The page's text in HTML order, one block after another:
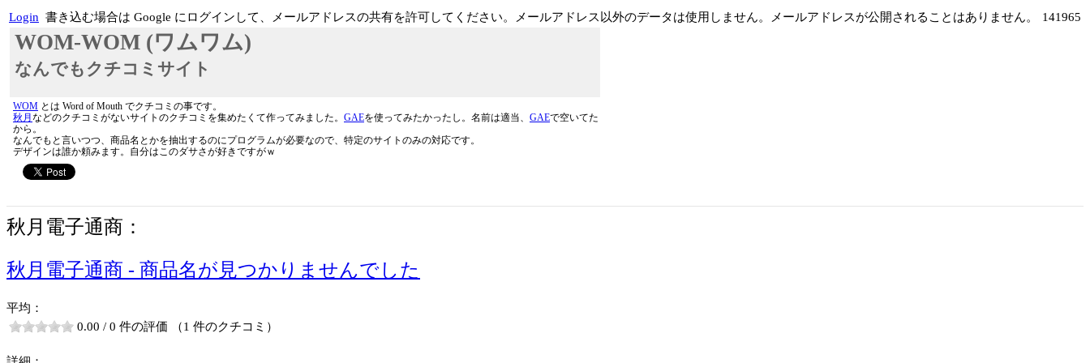
Login 書き込む場合は Google にログインして、メールアドレスの共有を許可してください。メールアドレス以外のデータは使用しません。メールアドレスが公開されることはありません。 141965
WOM-WOM (ワムワム)
なんでもクチコミサイト
WOM とは Word of Mouth でクチコミの事です。
秋月 などのクチコミがないサイトのクチコミを集めたくて作ってみました。 GAEを使ってみたかったし。名前は適当、 GAEで空いてた
から。
なんでもと言いつつ、商品名とかを抽出するのにプログラムが必要なので、特定のサイトのみの対応です。
デザインは誰か頼みます。自分はこのダサさが好きですがｗ
秋月電子通商：
秋月電子通商 - 商品名が見つかりませんでした
平均：
0.00 / 0 件の評価 （1 件のクチコミ）